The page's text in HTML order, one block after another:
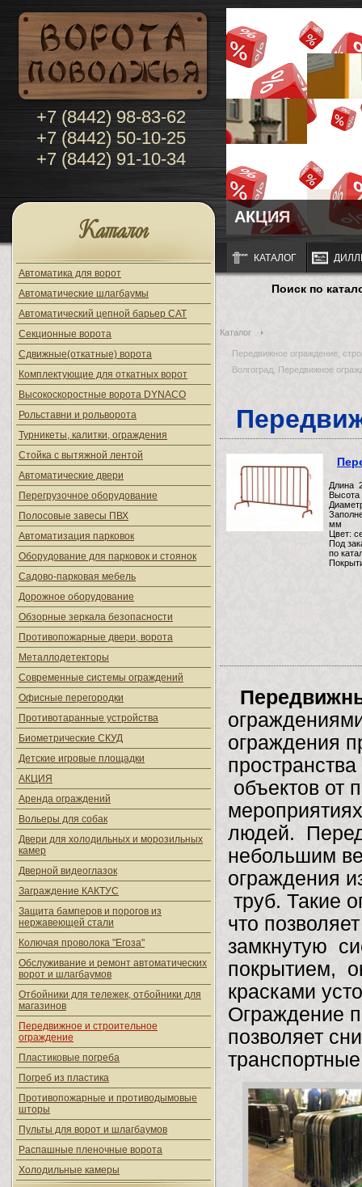
+7 (8442) 98-83-62
+7 (8442) 50-10-25
+7 (8442) 91-10-34
АКЦИЯ
Каталог
Автоматика для ворот
Автоматические шлагбаумы
Автоматический цепной барьер CAT
Секционные ворота
Сдвижные(откатные) ворота
Комплектующие для откатных ворот
Высокоскоростные ворота DYNACO
Рольставни и рольворота
Турникеты, калитки, ограждения
Стойка с вытяжной лентой
Автоматические двери
Перегрузочное оборудование
Полосовые завесы ПВХ
Автоматизация парковок
Оборудование для парковок и стоянок
Садово-парковая мебель
Дорожное оборудование
Обзорные зеркала безопасности
Противопожарные двери, ворота
Металлодетекторы
Современные системы ограждений
Офисные перегородки
Противотаранные устройства
Биометрические СКУД
Детские игровые площадки
АКЦИЯ
Аренда ограждений
Вольеры для собак
Двери для холодильных и морозильных
камер
Дверной видеоглазок
Заграждение КАКТУС
Защита бамперов и порогов из
нержавеющей стали
Колючая проволока "Егоза"
Обслуживание и ремонт автоматических
ворот и шлагбаумов
Отбойники для тележек, отбойники для
магазинов
Передвижное и строительное
ограждение
Пластиковые погреба
Погреб из пластика
Противопожарные и противодымовые
шторы
Пульты для ворот и шлагбаумов
Распашные пленочные ворота
Холодильные камеры
КАТАЛОГ
Поиск по
Каталог
Передвижное ограждение,
Волгоград, Передвижное
Длина
мм
Цвет:
Под
по
ограждения
объектов от
людей.
небольшим
ограждения
труб. Такие
что
замкнутую
покрытием,
красками
Ограждение
позволяет